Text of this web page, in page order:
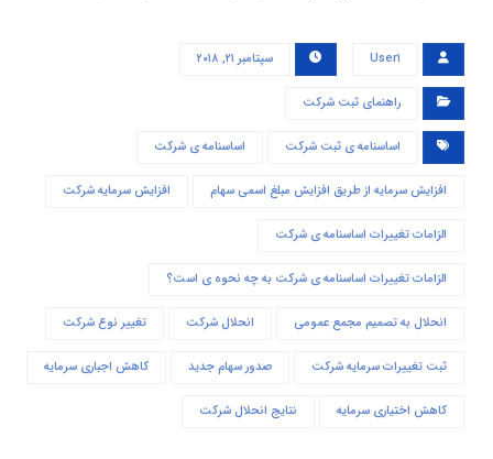
User۱ سپتامبر ۲۱, ۲۰۱۸
راهنمای ثبت شرکت
اساسنامه ی ثبت شرکت اساسنامه ی شرکت
افزایش سرمایه از طریق افزایش مبلغ اسمی سهام افزایش سرمایه شرکت
الزامات تغییرات اساسنامه ی شرکت
الزامات تغییرات اساسنامه ی شرکت به چه نحوه ی است؟
انحلال به تصمیم مجمع عمومی انحلال شرکت تغییر نوع شرکت
ثبت تغییرات سرمایه شرکت صدور سهام جدید کاهش اجباری سرمایه
کاهش اختیاری سرمایه نتایج انحلال شرکت